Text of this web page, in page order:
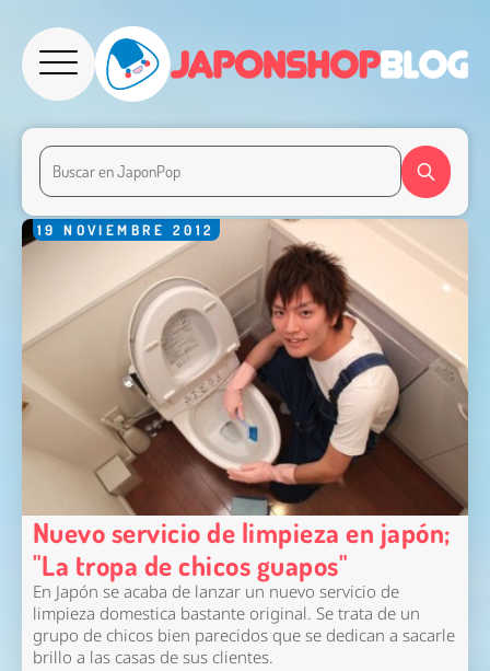
19 NOVIEMBRE 2012
Nuevo servicio de limpieza en japón;
"La tropa de chicos guapos"
En Japón se acaba de lanzar un nuevo servicio de
limpieza domestica bastante original. Se trata de un
grupo de chicos bien parecidos que se dedican a sacarle
brillo a las casas de sus clientes.